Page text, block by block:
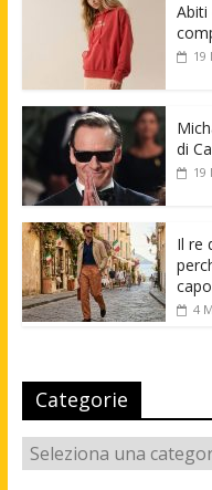
Abiti
19
di
19
Il re
4
Categorie
Categorie